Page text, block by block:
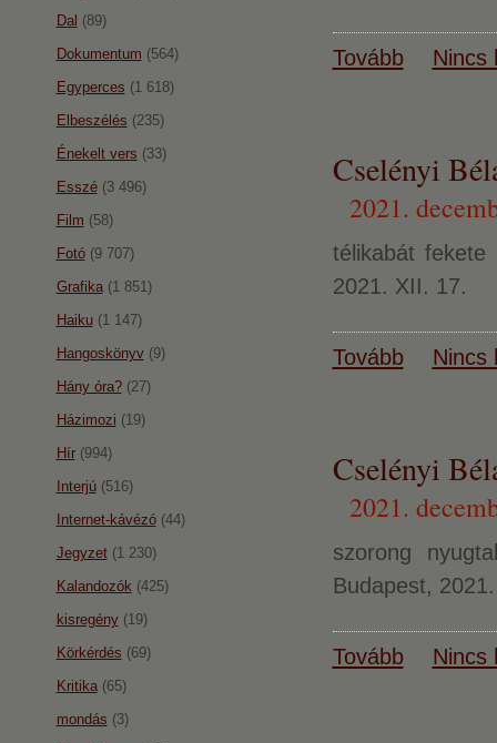
Tovább Nincs
Cselényi
2021.
télikabát fekete
2021. XII. 17.
Tovább Nincs
Cselényi
2021.
szorong
Budapest,
Tovább Nincs
Dal (89)
Dokumentum (564)
Egyperces (1 618)
Elbeszélés (235)
Énekelt vers (33)
Esszé(3 496)
Film (58)
Fotó(9 707)
Grafika(1 851)
Haiku(1 147)
Hangoskönyv(9)
Hány óra?(27)
Házimozi (19)
Hír(994)
Interjú(516)
Internet-kávézó(44)
Jegyzet(1 230)
Kalandozók (425)
kisregény(19)
Körkérdés (69)
Kritika(65)
mondás (3)